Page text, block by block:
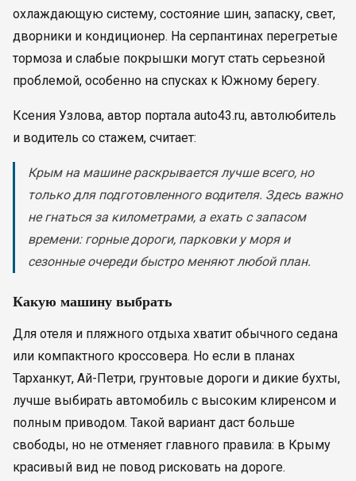
охлаждающую систему, состояние шин, запаску, свет,
дворники и кондиционер. На серпантинах перегретые
тормоза и слабые покрышки могут стать серьезной
проблемой, особенно на спусках к Южному берегу.
Ксения Узлова, автор портала auto43.ru, автолюбитель
и водитель со стажем, считает:
Крым на машине раскрывается лучше всего, но
только для подготовленного водителя. Здесь важно
не гнаться за километрами, а ехать с запасом
времени: горные дороги, парковки у моря и
сезонные очереди быстро меняют любой план.
Какую машину выбрать
Для отеля и пляжного отдыха хватит обычного седана
или компактного кроссовера. Но если в планах
Тарханкут, Ай-Петри, грунтовые дороги и дикие бухты,
лучше выбирать автомобиль с высоким клиренсом и
полным приводом. Такой вариант даст больше
свободы, но не отменяет главного правила: в Крыму
красивый вид не повод рисковать на дороге.